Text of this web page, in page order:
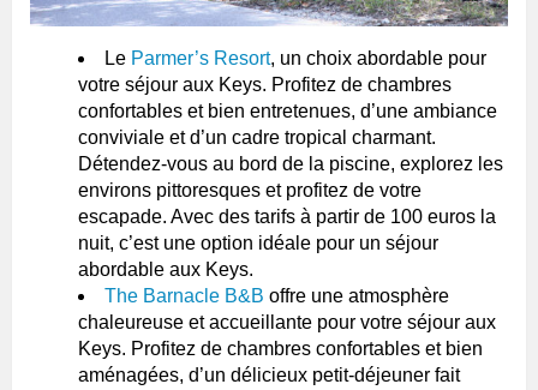
Le Parmer’s Resort, un choix abordable pour
votre séjour aux Keys. Profitez de chambres
confortables et bien entretenues, d’une ambiance
conviviale et d’un cadre tropical charmant.
Détendez-vous au bord de la piscine, explorez les
environs pittoresques et profitez de votre
escapade. Avec des tarifs à partir de 100 euros la
nuit, c’est une option idéale pour un séjour
abordable aux Keys.
The Barnacle B&B offre une atmosphère
chaleureuse et accueillante pour votre séjour aux
Keys. Profitez de chambres confortables et bien
aménagées, d’un délicieux petit-déjeuner fait